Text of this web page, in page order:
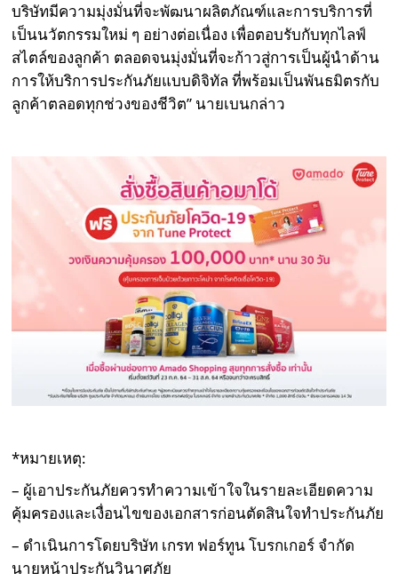
บริษัทมีความมุ่งมั่นที่จะพัฒนาผลิตภัณฑ์และการบริการที่
เป็นนวัตกรรมใหม่ ๆ อย่างต่อเนื่อง เพื่อตอบรับกับทุกไลฟ์
สไตล์ของลูกค้า ตลอดจนมุ่งมั่นที่จะก้าวสู่การเป็นผู้นำด้าน
การให้บริการประกันภัยแบบดิจิทัล ที่พร้อมเป็นพันธมิตรกับ
ลูกค้าตลอดทุกช่วงของชีวิต” นายเบนกล่าว
*หมายเหตุ:
– ผู้เอาประกันภัยควรทำความเข้าใจในรายละเอียดความ
คุ้มครองและเงื่อนไขของเอกสารก่อนตัดสินใจทำประกันภัย
– ดำเนินการโดยบริษัท เกรท ฟอร์ทูน โบรกเกอร์ จำกัด
นายหน้าประกันวินาศภัย